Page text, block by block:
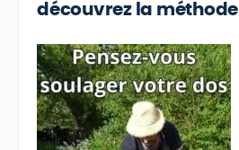
découvrez la méthode